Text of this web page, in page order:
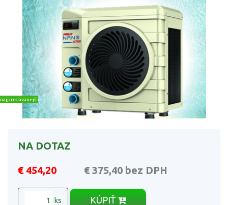
najpredávanejšie
NA DOTAZ
€ 454,20 € 375,40 bez DPH
ks KÚPIŤ